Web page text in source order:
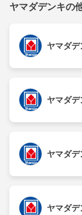
ヤマダデンキの
ヤマダ
ヤマダ
ヤマダ
ヤマダ